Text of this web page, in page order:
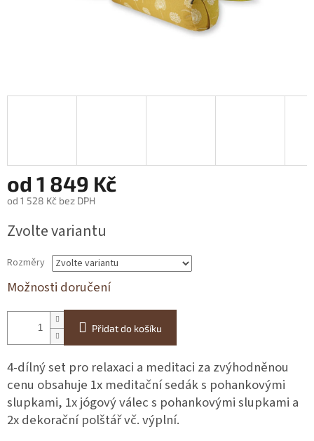
od 1 849 Kč
od 1 528 Kč bez DPH
cena:
Zvolte variantu
Rozměry
Možnosti doručení
Přidat do košíku
4-dílný set pro relaxaci a meditaci za zvýhodněnou
cenu obsahuje 1x meditační sedák s pohankovými
slupkami, 1x jógový válec s pohankovými slupkami a
2x dekorační polštář vč. výplní.